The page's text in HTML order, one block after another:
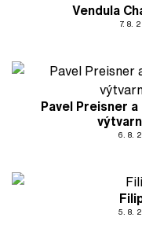
Vendula
7. 8.
Pavel Preisner
6. 8.
5. 8.